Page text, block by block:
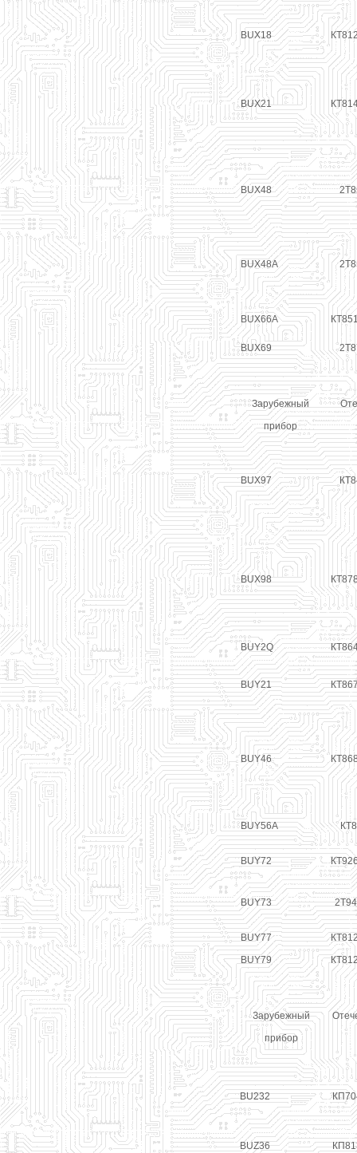
BUX18
BUX21
BUX48
BUX48A
BUX66A
BUX69
Зарубежный
прибор
BUX97
BUX98
BUY2Q
BUY21
BUY46
BUY56A
BUY72
BUY73
BUY77
BUY79
Зарубежный
прибор
BU232
BUZ36